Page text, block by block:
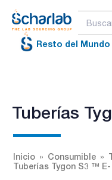
Resto del Mundo
Tuberías
Inicio Consumible
Tuberías Tygon S3 ™ E-